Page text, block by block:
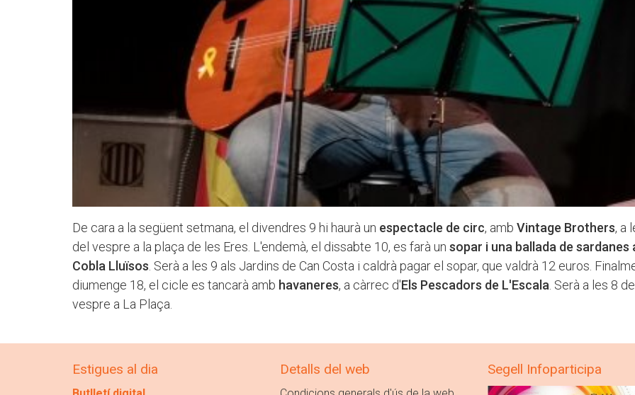
De cara a la següent setmana, el divendres 9 hi haurà un espectacle de circ, amb Vintage Brothers, a
del vespre a la plaça de les Eres. L'endemà, el dissabte 10, es farà un sopar i una ballada de sardanes
Cobla Lluïsos . Serà a les 9 als Jardins de Can Costa i caldrà pagar el sopar, que valdrà 12 euros.
diumenge 18, el cicle es tancarà amb havaneres, a càrrec d'Els Pescadors de L'Escala . Serà a les 8
vespre a La Plaça.
Estigues al dia Detalls del web Segell Infoparticipa